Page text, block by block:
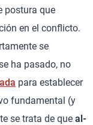
postura que
en el conflicto.
se
ha pasado, no
para establecer
fundamental (y
se trata de que al-